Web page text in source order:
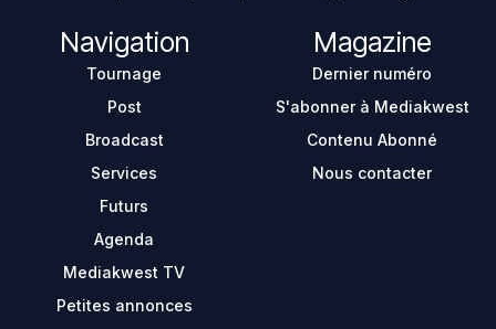
Navigation
Tournage
Post
Broadcast
Services
Futurs
Agenda
Mediakwest TV
Petites annonces
Magazine
Dernier numéro
S'abonner à Mediakwest
Contenu Abonné
Nous contacter